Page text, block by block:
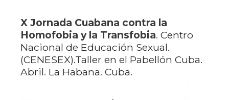
X Jornada Cuabana contra la
Homofobia y la Transfobia. Centro
Nacional de Educación Sexual.
(CENESEX).Taller en el Pabellón Cuba.
Abril. La Habana. Cuba.